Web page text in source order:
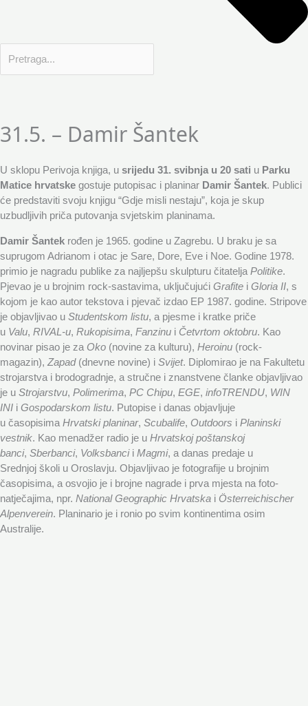
31.5. – Damir Šantek
U sklopu Perivoja knjiga, u srijedu 31. svibnja u 20 sati u Parku
Matice hrvatske gostuje putopisac i planinar Damir Šantek. Publici
će predstaviti svoju knjigu “Gdje misli nestaju”, koja je skup
uzbudljivih priča putovanja svjetskim planinama.
Damir Šantek rođen je 1965. godine u Zagrebu. U braku je sa
suprugom Adrianom i otac je Sare, Dore, Eve i Noe. Godine 1978.
primio je nagradu publike za najljepšu skulpturu čitateljaPolitike.
Pjevao je u brojnim rock-sastavima, uključujući Grafite i Gloria II, s
kojom je kao autor tekstova i pjevač izdao EP 1987. godine. Stripove
je objavljivao u Studentskom listu, a pjesme i kratke priče
u Valu, RIVAL-u, Rukopisima, Fanzinu i Četvrtom oktobru. Kao
novinar pisao je za Oko (novine za kulturu), Heroinu (rock-
magazin),Zapad(dnevne novine) i Svijet. Diplomirao je na Fakultetu
strojarstva i brodogradnje, a stručne i znanstvene članke objavljivao
je u Strojarstvu, Polimerima, PC Chipu, EGE, infoTRENDU, WIN
INI i Gospodarskom listu. Putopise i danas objavljuje
u časopisimaHrvatski planinar, Scubalife, Outdoors i Planinski
vestnik. Kao menadžer radio je u Hrvatskoj poštanskoj
banci, Sberbanci, Volksbancii Magmi, a danas predaje u
Srednjoj školi u Oroslavju. Objavljivao je fotografije u brojnim
časopisima, a osvojio je i brojne nagrade i prva mjesta na foto-
natječajima, npr. National Geographic Hrvatska i Österreichischer
Alpenverein. Planinario je i ronio po svim kontinentima osim
Australije.